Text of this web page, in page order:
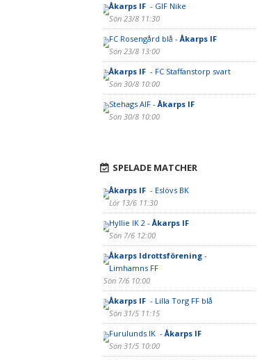
Åkarps IF - GIF Nike
Sön 23/8 11:30
FC Rosengård blå -Åkarps IF
Sön 23/8 13:00
Åkarps IF - FC Staffanstorp svart
Sön 30/8 10:00
Stehags AIF -Åkarps IF
Sön 30/8 10:00
SPELADE MATCHER
Åkarps IF - Eslövs BK
Lör 13/6 11:30
Hyllie IK 2 -Åkarps IF
Sön 7/6 12:00
Åkarps Idrottsförening-
Limhamns FF
Sön 7/6 10:00
Åkarps IF - Lilla Torg FF blå
Sön 31/5 11:15
Furulunds IK -Åkarps IF
Sön 31/5 10:00